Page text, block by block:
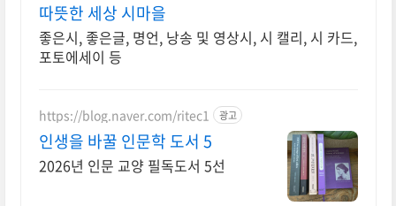
따뜻한 세상 시마을
좋은시, 좋은글, 명언, 낭송 및 영상시, 시 캘리, 시 카드,
포토에세이 등
https://blog.naver.com/ritec1 광고
인생을 바꿀 인문학 도서 5
2026년 인문 교양 필독도서 5선